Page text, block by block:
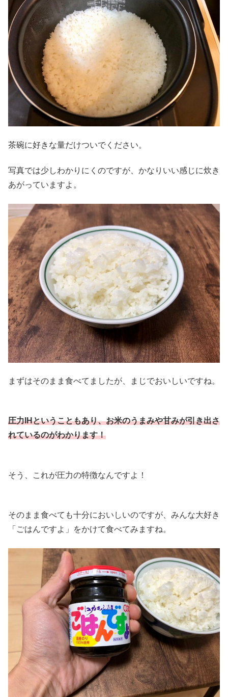
茶碗に好きな量だけついでください。
写真では少しわかりにくのですが、かなりいい感じに炊き
あがっていますよ。
まずはそのまま食べてましたが、まじでおいしいですね。
圧力IHということもあり、お米のうまみや甘みが引き出さ
れているのがわかります！
そう、これが圧力の特徴なんですよ！
そのまま食べても十分においしいのですが、みんな大好き
「ごはんですよ」をかけて食べてみますね。